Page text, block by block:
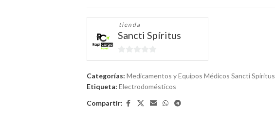
tienda
Sancti Spíritus
0
Categorías: Medicamentos y Equipos Médicos Sancti Spíritus
Etiqueta: Electrodomésticos
Compartir: